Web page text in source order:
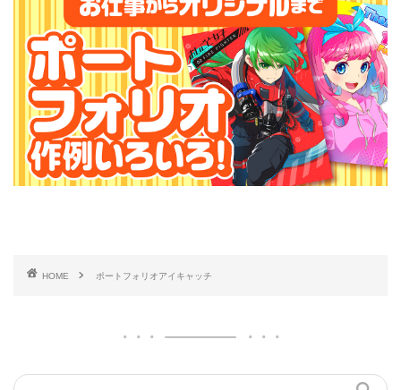
HOME ポートフォリオアイキャッチ